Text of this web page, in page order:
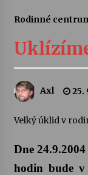
Rodinné
Axl 25.
Velký úklid v
Dne
hodin bude v